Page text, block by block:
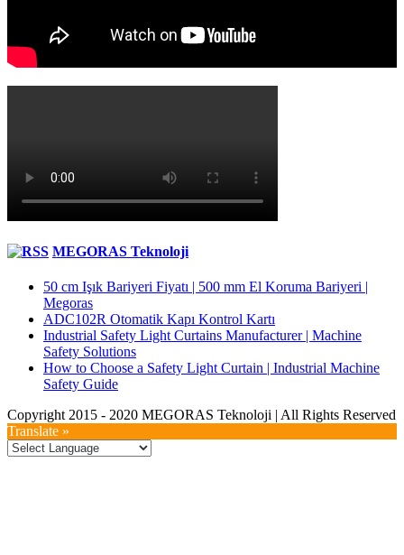
MEGORAS Teknoloji
50 cm Işık Bariyeri Fiyatı | 500 mm El Koruma Bariyeri |
Megoras
ADC102R Otomatik Kapı Kontrol Kartı
Industrial Safety Light Curtains Manufacturer | Machine
Safety Solutions
How to Choose a Safety Light Curtain | Industrial Machine
Safety Guide
Copyright 2015 - 2020 MEGORAS Teknoloji | All Rights Reserved
YouTube
Twitter
LinkedIn
Facebook
Toggle
Sliding
Translate »